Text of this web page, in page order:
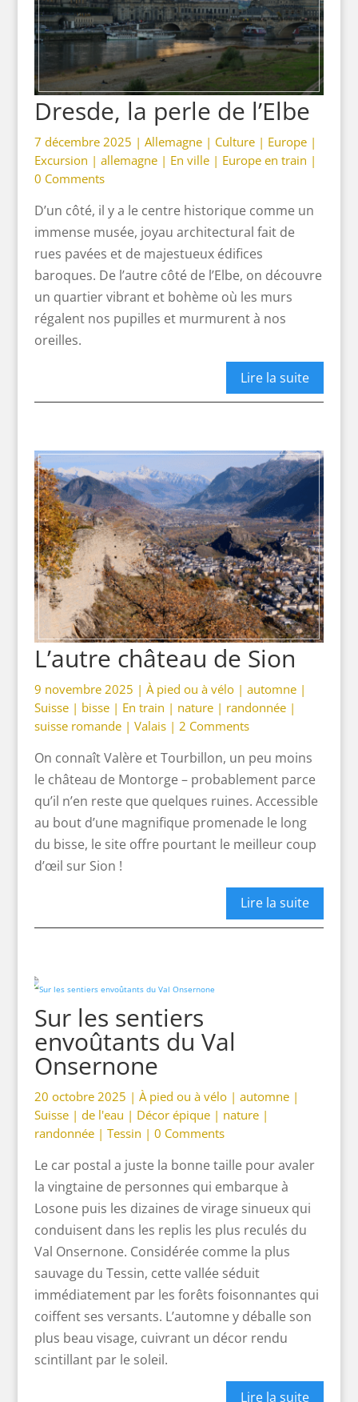
Dresde, la perle de l’Elbe
7 décembre 2025 | Allemagne| Culture| Europe|
Excursion | allemagne| En ville| Europe en train |
0 Comments
D’un côté, il y a le centre historique comme un
immense musée, joyau architectural fait de
rues pavées et de majestueux édifices
baroques. De l’autre côté de l’Elbe, on découvre
un quartier vibrant et bohème où les murs
régalent nos pupilles et murmurent à nos
oreilles.
Lire la suite
L’autre château de Sion
9 novembre 2025 | À pied ou à vélo| automne|
Suisse| bisse| En train | nature| randonnée|
suisse romande| Valais| 2 Comments
On connaît Valère et Tourbillon, un peu moins
le château de Montorge – probablement parce
qu’il n’en reste que quelques ruines. Accessible
au bout d’une magnifique promenade le long
du bisse, le site offre pourtant le meilleur coup
d’œil sur Sion !
Lire la suite
Sur les sentiers
envoûtants du Val
Onsernone
20 octobre 2025 | À pied ou à vélo| automne|
Suisse| de l'eau | Décor épique| nature|
randonnée| Tessin | 0 Comments
Le car postal a juste la bonne taille pour avaler
la vingtaine de personnes qui embarque à
Losone puis les dizaines de virage sinueux qui
conduisent dans les replis les plus reculés du
Val Onsernone. Considérée comme la plus
sauvage du Tessin, cette vallée séduit
immédiatement par les forêts foisonnantes qui
coiffent ses versants. L’automne y déballe son
plus beau visage, cuivrant un décor rendu
scintillant par le soleil.
Lire la suite